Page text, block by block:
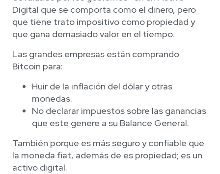
Digital que se comporta como el dinero, pero
que tiene trato impositivo como propiedad y
que gana demasiado valor en el tiempo.
Las grandes empresas están comprando
Bitcoin para:
Huir de la inflación del dólar y otras
monedas.
No declarar impuestos sobre las ganancias
que este genere a su Balance General.
También porque es más seguro y confiable que
la moneda fiat, además de es propiedad; es un
activo digital.